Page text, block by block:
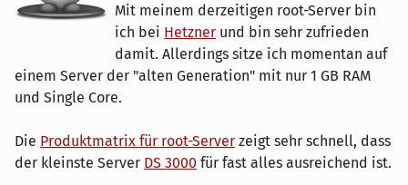
Mit meinem derzeitigen root-Server bin
ich bei Hetzner und bin sehr zufrieden
damit. Allerdings sitze ich momentan auf
einem Server der "alten Generation" mit nur 1 GB RAM
und Single Core.
Die Produktmatrix für root-Server zeigt sehr schnell, dass
der kleinste Server DS 3000 für fast alles ausreichend ist.